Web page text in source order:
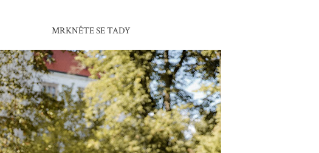
MRKNĚTE SE TADY